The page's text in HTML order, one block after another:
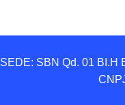
SEDE: SBN Qd. 01 BI.H